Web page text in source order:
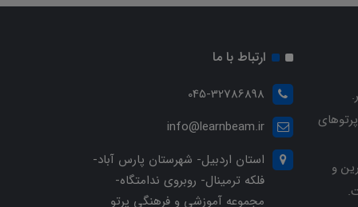
و
ارتباط با ما
045-32786898
info@learnbeam.ir
استان اردبیل- شهرستان پارس آباد-
فلکه ترمینال- روبروی ندامتگاه-
مجموعه آموزشی و فرهنگی پرتو